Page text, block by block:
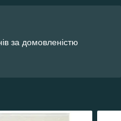
за домовленістю